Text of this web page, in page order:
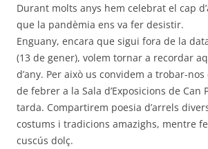
Durant molts anys hem celebrat el cap
que la pandèmia ens va fer desistir.
Enguany, encara que sigui fora de la
(13 de gener), volem tornar a recordar
d’any. Per això us convidem a trobar-
de febrer a la Sala d’Exposicions de Can
tarda. Compartirem poesia d’arrels
costums i tradicions amazighs, mentre
cuscús dolç.